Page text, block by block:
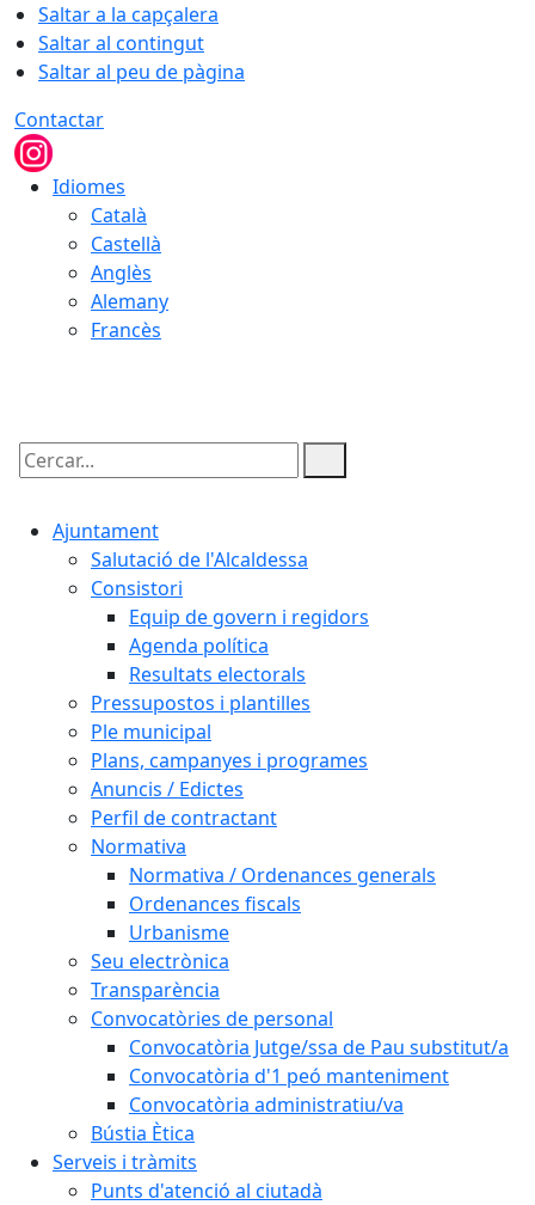
Saltar a la capçalera
Saltar al contingut
Saltar al peu de pàgina
Contactar
Idiomes
Català
Castellà
Anglès
Alemany
Francès
Cercar:
Ajuntament
Salutació de l'Alcaldessa
Consistori
Equip de govern i regidors
Agenda política
Resultats electorals
Pressupostos i plantilles
Ple municipal
Plans, campanyes i programes
Anuncis / Edictes
Perfil de contractant
Normativa
Normativa / Ordenances generals
Ordenances fiscals
Urbanisme
Seu electrònica
Transparència
Convocatòries de personal
Convocatòria Jutge/ssa de Pau substitut/a
Convocatòria d'1 peó manteniment
Convocatòria administratiu/va
Bústia Ètica
Serveis i tràmits
Punts d'atenció al ciutadà